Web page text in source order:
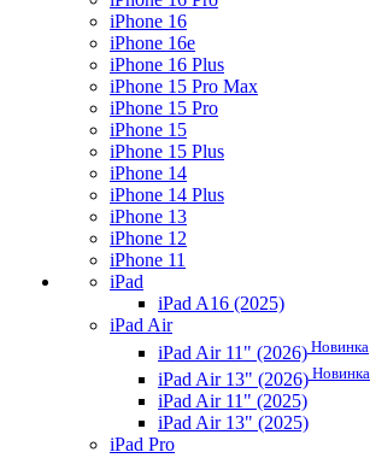
iPhone 16
iPhone 16e
iPhone 16 Plus
iPhone 15 Pro Max
iPhone 15 Pro
iPhone 15
iPhone 15 Plus
iPhone 14
iPhone 14 Plus
iPhone 13
iPhone 12
iPhone 11
iPad
iPad A16 (2025)
iPad Air
iPad Air 11" (2026) Новинка
iPad Air 13" (2026) Новинка
iPad Air 11" (2025)
iPad Air 13" (2025)
iPad Pro